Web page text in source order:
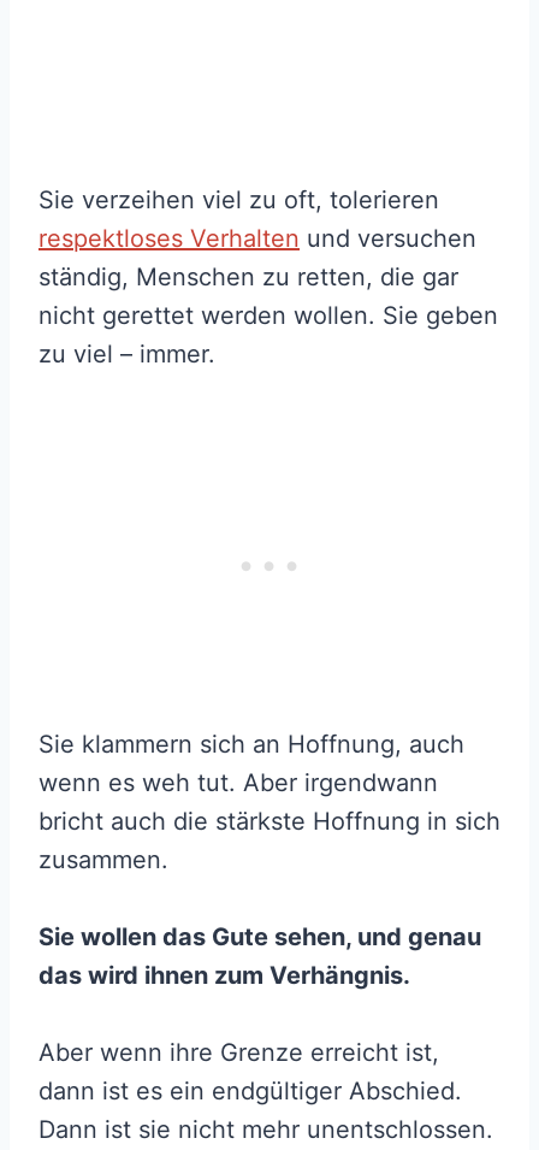
Sie verzeihen viel zu oft, tolerieren
respektloses Verhalten und versuchen
ständig, Menschen zu retten, die gar
nicht gerettet werden wollen. Sie geben
zu viel – immer.
Sie klammern sich an Hoffnung, auch
wenn es weh tut. Aber irgendwann
bricht auch die stärkste Hoffnung in sich
zusammen.
Sie wollen das Gute sehen, und genau
das wird ihnen zum Verhängnis.
Aber wenn ihre Grenze erreicht ist,
dann ist es ein endgültiger Abschied.
Dann ist sie nicht mehr unentschlossen.